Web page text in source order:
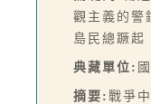
觀主義的警
島民總蹶起
典藏單位:
摘要: 戰爭